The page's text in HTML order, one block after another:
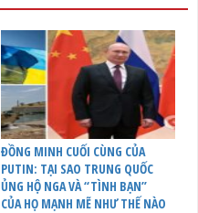
ĐỒNG MINH CUỐI CÙNG CỦA
PUTIN: TẠI SAO TRUNG QUỐC
ỦNG HỘ NGA VÀ “TÌNH BẠN”
CỦA HỌ MẠNH MẼ NHƯ THẾ NÀO